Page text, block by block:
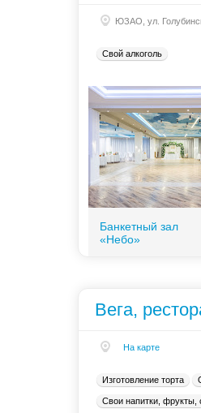
ЮЗАО, ул.
Свой алкоголь
Банкетный зал
«Небо»
Вега,
На карте
Изготовление торта
Свои напитки, фрукты,